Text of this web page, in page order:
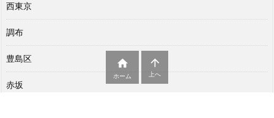
西東京
調布
豊島区
赤坂

ホーム

上へ